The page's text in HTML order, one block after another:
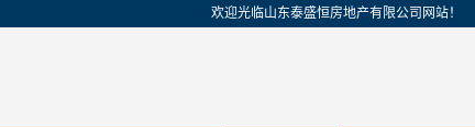
欢迎光临山东泰盛恒房地产有限公司网站！